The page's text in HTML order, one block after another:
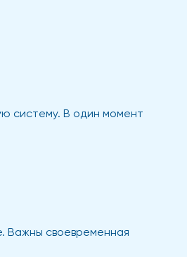
систему. В один момент
Важны своевременная